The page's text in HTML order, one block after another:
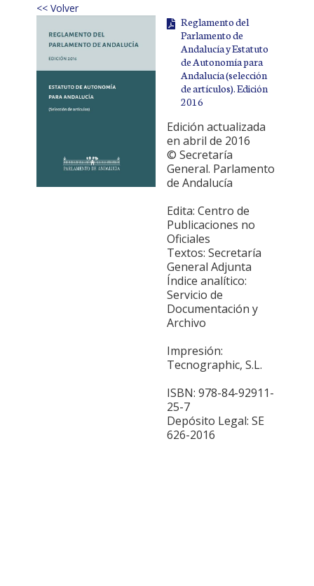
<< Volver
Reglamento del
Parlamento de
Andalucía y Estatuto
de Autonomía para
Andalucía (selección
de artículos). Edición
2016
Edición actualizada
en abril de 2016
© Secretaría
General. Parlamento
de Andalucía
Edita: Centro de
Publicaciones no
Oficiales
Textos: Secretaría
General Adjunta
Índice analítico:
Servicio de
Documentación y
Archivo
Impresión:
Tecnographic, S.L.
ISBN: 978-84-92911-
25-7
Depósito Legal: SE
626-2016